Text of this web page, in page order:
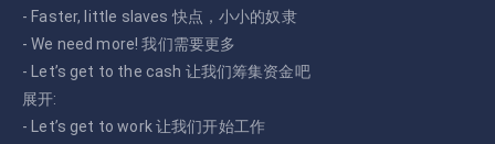
- Faster, little slaves 快点，小小的奴隶
- We need more! 我们需要更多
- Let’s get to the cash 让我们筹集资金吧
展开:
- Let’s get to work 让我们开始工作